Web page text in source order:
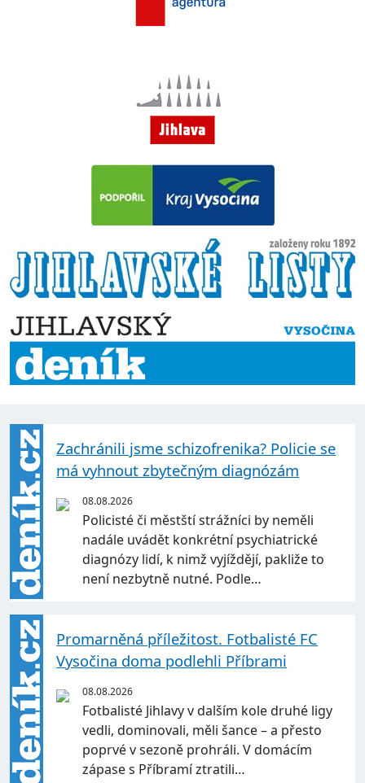
Zachránili jsme schizofrenika? Policie se
má vyhnout zbytečným diagnózám
08.08.2026
Policisté či městští strážníci by neměli
nadále uvádět konkrétní psychiatrické
diagnózy lidí, k nimž vyjíždějí, pakliže to
není nezbytně nutné. Podle…
Promarněná příležitost. Fotbalisté FC
Vysočina doma podlehli Příbrami
08.08.2026
Fotbalisté Jihlavy v dalším kole druhé ligy
vedli, dominovali, měli šance – a přesto
poprvé v sezoně prohráli. V domácím
zápase s Příbramí ztratili…